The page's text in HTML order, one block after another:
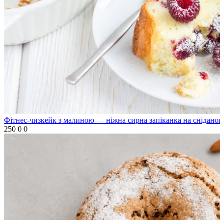
Фітнес-чизкейк з малиною — ніжна сирна запіканка на
250 0 0